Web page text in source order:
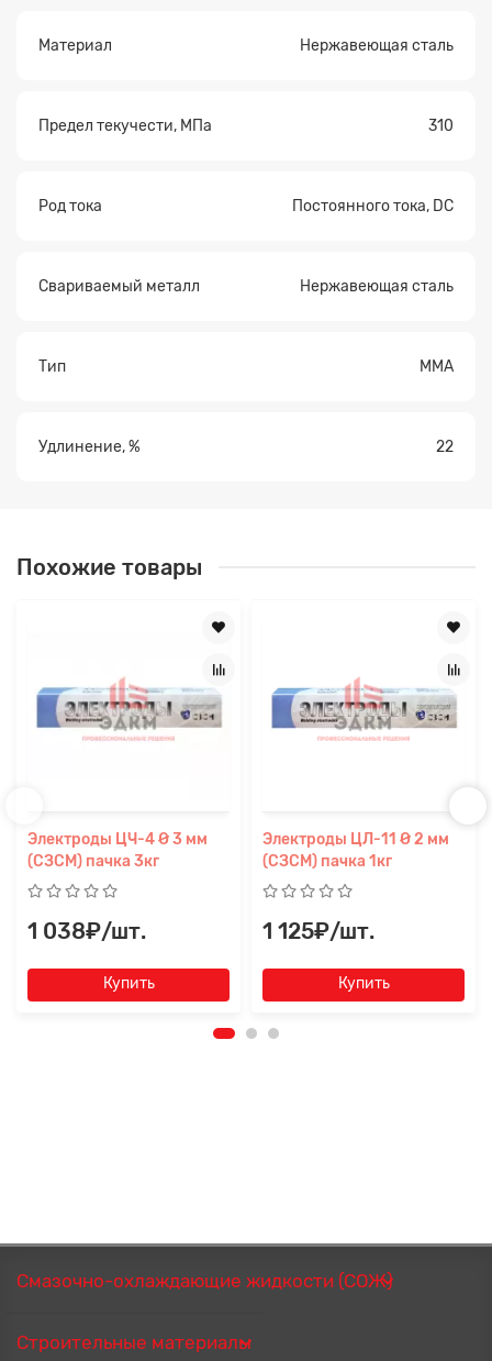
Материал Нержавеющая сталь
Предел текучести, МПа 310
Род тока Постоянного тока, DC
Свариваемый металл Нержавеющая сталь
Тип ММА
Удлинение, % 22
Похожие товары
Электроды ЦЧ-4 Ø 3 мм
(СЗСМ) пачка 3кг
1 038₽/шт.
Купить
Электроды ЦЛ-11 Ø 2 мм
(СЗСМ) пачка 1кг
1 125₽/шт.
Купить
Смазочно-охлаждающие жидкости (СОЖ)
Строительные материалы